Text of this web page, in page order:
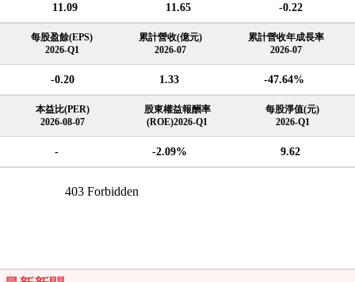
11.09 11.65 -0.22
每股盈餘(EPS)
2026-Q1
累計營收(億元)
2026-07
累計營收年成長率
2026-07
-0.20 1.33 -47.64%
本益比(PER)
2026-08-07
股東權益報酬率
(ROE)2026-Q1
每股淨值(元)
2026-Q1
- -2.09% 9.62